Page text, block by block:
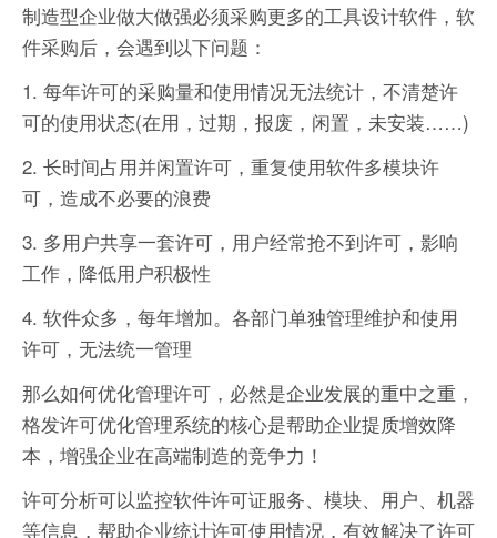
制造型企业做大做强必须采购更多的工具设计软件，软
件采购后，会遇到以下问题：
1. 每年许可的采购量和使用情况无法统计，不清楚许
可的使用状态(在用，过期，报废，闲置，未安装……)
2. 长时间占用并闲置许可，重复使用软件多模块许
可，造成不必要的浪费
3. 多用户共享一套许可，用户经常抢不到许可，影响
工作，降低用户积极性
4. 软件众多，每年增加。各部门单独管理维护和使用
许可，无法统一管理
那么如何优化管理许可，必然是企业发展的重中之重，
格发许可优化管理系统的核心是帮助企业提质增效降
本，增强企业在高端制造的竞争力！
许可分析可以监控软件许可证服务、模块、用户、机器
等信息，帮助企业统计许可使用情况，有效解决了许可